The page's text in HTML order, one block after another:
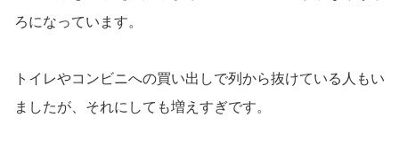
ろになっています。
トイレやコンビニへの買い出しで列から抜けている人もい
ましたが、それにしても増えすぎです。